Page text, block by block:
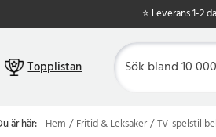
⭐ Leverans 1-2
Topplistan
är här: Hem Fritid & Leksaker TV-